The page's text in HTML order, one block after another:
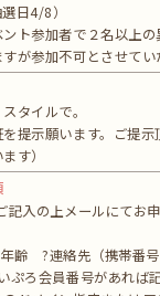
日4/8）
ト参加者で２名以上の
が参加不可とさせてい
タイルで。
を提示願います。ご提
す）
入の上メールにてお申
齢 ?連絡先（携帯番号
ろ会員番号があれば記